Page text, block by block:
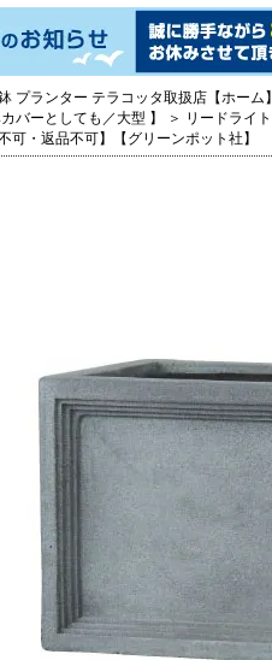
プランター テラコッタ取扱店【ホーム】
バーとしても／大型 】
＞ リードライト
可・返品不可】【グリーンポット社】